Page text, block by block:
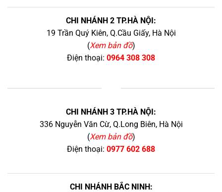
CHI NHÁNH 2 TP.HÀ NỘI:
19 Trần Quý Kiên, Q.Cầu Giấy, Hà Nội
(Xem bản đồ)
Điện thoại: 0964 308 308
CHI NHÁNH 3 TP.HÀ NỘI:
336 Nguyễn Văn Cừ, Q.Long Biên, Hà Nội
(Xem bản đồ)
Điện thoại: 0977 602 688
CHI NHÁNH BẮC NINH: